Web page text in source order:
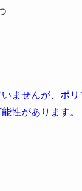
ませんが、ポ
性があります。